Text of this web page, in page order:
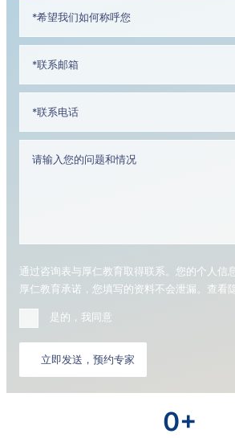
通过咨询表与厚仁教育取得联系。您的个人信
厚仁教育承诺，您填写的资料不会泄漏。查看
是的，我同意
立即发送，预约专家
0+